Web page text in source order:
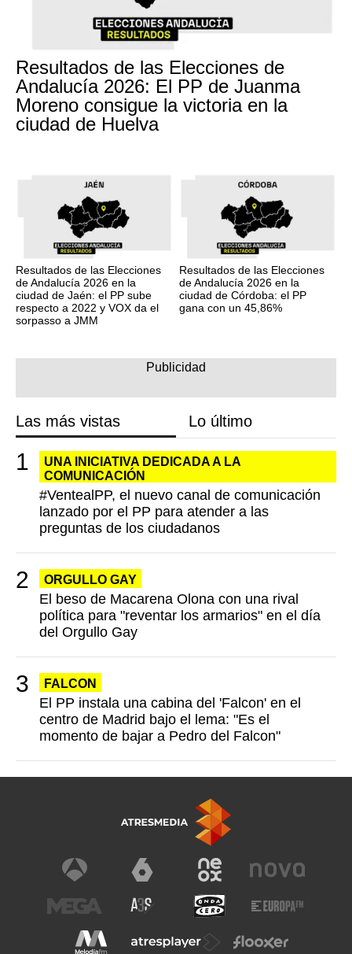
Resultados de las Elecciones de
Andalucía 2026: El PP de Juanma
Moreno consigue la victoria en la
ciudad de Huelva
Resultados de las Elecciones
de Andalucía 2026 en la
ciudad de Jaén: el PP sube
respecto a 2022 y VOX da el
sorpasso a JMM
Resultados de las Elecciones
de Andalucía 2026 en la
ciudad de Córdoba: el PP
gana con un 45,86%
Las más vistas Lo último
UNA INICIATIVA DEDICADA A LA
COMUNICACIÓN
#VentealPP, el nuevo canal de comunicación
lanzado por el PP para atender a las
preguntas de los ciudadanos
ORGULLO GAY
El beso de Macarena Olona con una rival
política para "reventar los armarios" en el día
del Orgullo Gay
FALCON
El PP instala una cabina del 'Falcon' en el
centro de Madrid bajo el lema: "Es el
momento de bajar a Pedro del Falcon"